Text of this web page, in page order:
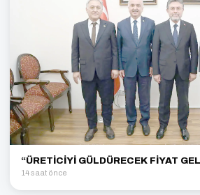
“ÜRETİCİYİ GÜLDÜRECEK FİYAT
14 saat önce